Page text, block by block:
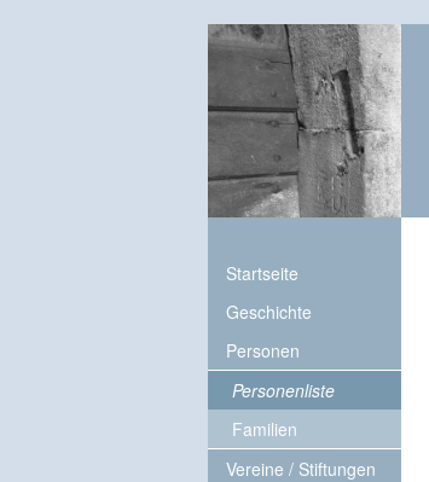
Startseite
Geschichte
Personen
Personenliste
Familien
Vereine / Stiftungen